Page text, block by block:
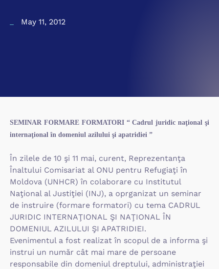
May 11, 2012
SEMINAR FORMARE FORMATORI “ Cadrul juridic naţional şi
internaţional în domeniul azilului şi apatridiei ”
În zilele de 10 şi 11 mai, curent, Reprezentanţa
Înaltului Comisariat al ONU pentru Refugiaţi în
Moldova (UNHCR) în colaborare cu Institutul
Naţional al Justiţiei (INJ), a oprganizat un seminar
de instruire (formare formatori) cu tema CADRUL
JURIDIC INTERNAŢIONAL ŞI NAŢIONAL ÎN
DOMENIUL AZILULUI ŞI APATRIDIEI.
Evenimentul a fost realizat în scopul de a informa şi
instrui un număr cât mai mare de persoane
responsabile din domeniul dreptului, administraţiei